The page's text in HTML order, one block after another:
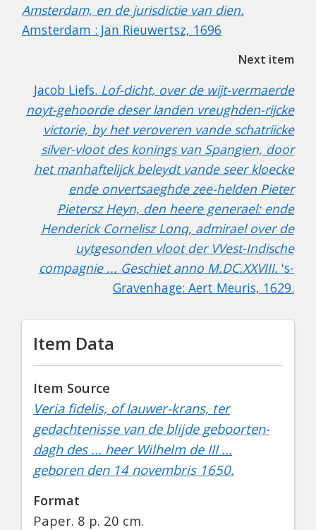
Amsterdam, en de jurisdictie van dien.
Amsterdam : Jan Rieuwertsz, 1696
Next item
Jacob Liefs. Lof-dicht, over de wijt-vermaerde
noyt-gehoorde deser landen vreughden-rijcke
victorie, by het veroveren vande schatriicke
silver-vloot des konings van Spangien, door
het manhaftelijck beleydt vande seer kloecke
ende onvertsaeghde zee-helden Pieter
Pietersz Heyn, den heere generael: ende
Henderick Cornelisz Lonq, admirael over de
uytgesonden vloot der VVest-Indische
compagnie ... Geschiet anno M.DC.XXVIII. 's-
Gravenhage: Aert Meuris, 1629.
Item Data
Item Source
Veria fidelis, of lauwer-krans, ter
gedachtenisse van de blijde geboorten-
dagh des ... heer Wilhelm de III ...
geboren den 14 novembris 1650.
Format
Paper. 8 p. 20 cm.